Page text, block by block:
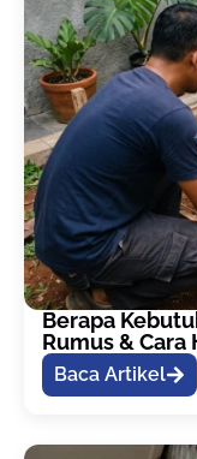
Berapa
Rumus &
Baca Artikel